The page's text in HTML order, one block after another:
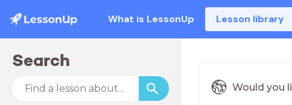
What is LessonUp Lesson library
Search
Would you